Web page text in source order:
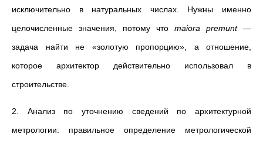
исключительно в натуральных числах. Нужны именно
целочисленные значения, потому что maiora premunt —
задача найти не «золотую пропорцию», а отношение,
которое архитектор действительно использовал в
строительстве.
2. Анализ по уточнению сведений по архитектурной
метрологии: правильное определение метрологической